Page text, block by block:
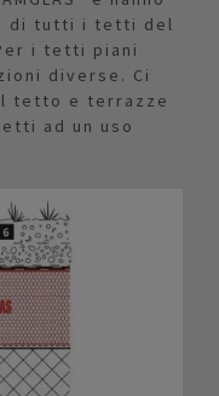
di tutti i tetti del
i tetti piani
diverse. Ci
tetto e terrazze
ad un uso